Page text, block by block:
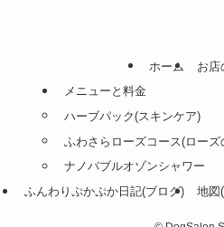
ホーム
お店
メニューと料金
ハーブパック(スキンケア)
ふわさらローズコース(ロー
ナノバブルオゾンシャワー
ふんわりぷかぷか日記(ブログ)
地図